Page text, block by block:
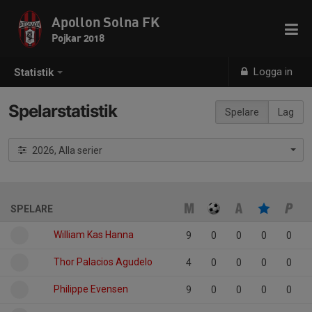
Statistik Logga in
Apollon Solna FK
Pojkar 2018
Spelare Lag
Spelarstatistik
2026, Alla serier
SPELARE
William Kas Hanna 9 0 0 0 0
Thor Palacios Agudelo 4 0 0 0 0
Philippe Evensen 9 0 0 0 0